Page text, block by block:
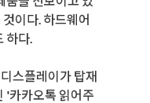
이다. 하드웨어
하다.
스플레이가 탑재
'카카오톡 읽어주